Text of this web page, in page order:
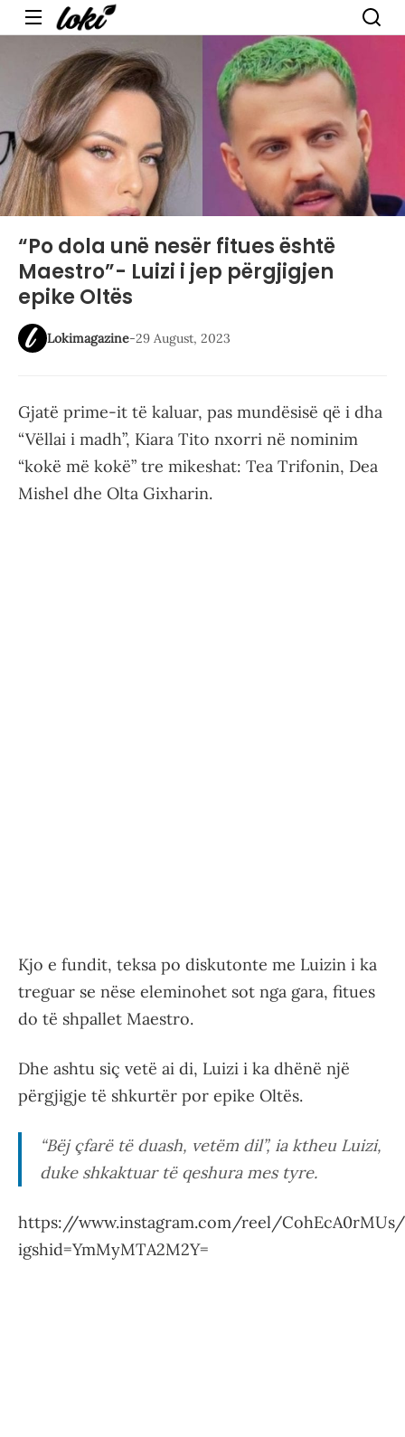
Menu
“Po dola unë nesër fitues është
Maestro”- Luizi i jep përgjigjen
epike Oltës
Lokimagazine-29 August, 2023
Gjatë prime-it të kaluar, pas mundësisë që i dha
“Vëllai i madh”, Kiara Tito nxorri në nominim
“kokë më kokë” tre mikeshat: Tea Trifonin, Dea
Mishel dhe Olta Gixharin.
Kjo e fundit, teksa po diskutonte me Luizin i ka
treguar se nëse eleminohet sot nga gara, fitues
do të shpallet Maestro.
Dhe ashtu siç vetë ai di, Luizi i ka dhënë një
përgjigje të shkurtër por epike Oltës.
“Bëj çfarë të duash, vetëm dil”, ia ktheu Luizi,
duke shkaktuar të qeshura mes tyre.
https://www.instagram.com/reel/
igshid=YmMyMTA2M2Y=